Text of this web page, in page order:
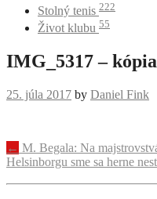
Stolný tenis 222
Život klubu 55
IMG_5317 –
25. júla 2017 by Daniel Fink
Navigácia
príspevku
← M. Begala: Na
Helsinborgu sme sa herne